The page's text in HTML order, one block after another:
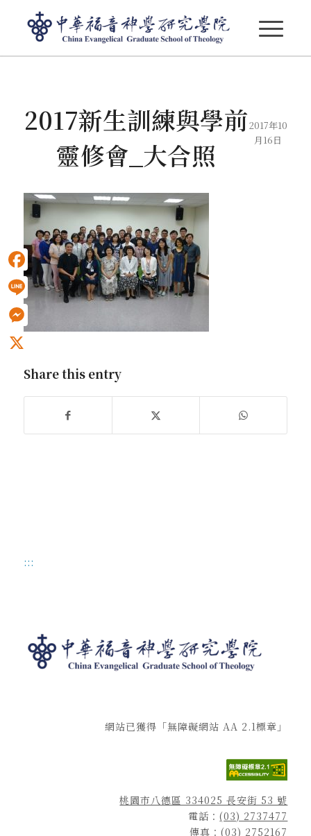
2017新生訓練與學前
靈修會_大合照
2017年10
月16日
Share this entry
:::
網站已獲得「無障礙網站 AA 2.1標章」
桃園市八德區 334025 長安街 53 號
電話：(03) 2737477
傳真：(03) 2752167
Facebook
Line
Messenger